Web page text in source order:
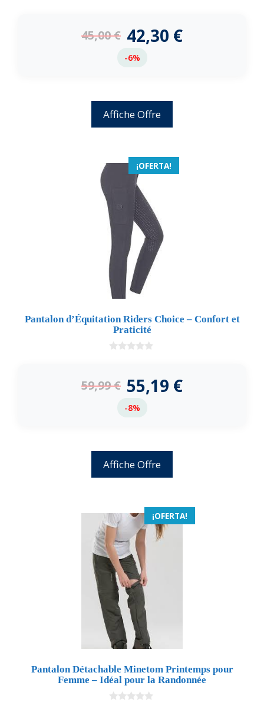
5
45,00€ 42,30 €
-6%
Affiche Offre
¡OFERTA!
Pantalon d’Équitation Riders Choice – Confort et
Praticité
5
59,99€ 55,19 €
-8%
Affiche Offre
¡OFERTA!
Pantalon Détachable Minetom Printemps pour
Femme – Idéal pour la Randonnée